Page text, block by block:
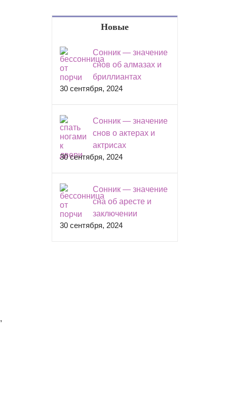
Новые
Сонник — значение
снов об алмазах и
бриллиантах
30 сентября, 2024
Сонник — значение
снов о актерах и
актрисах
30 сентября, 2024
Сонник — значение
сна об аресте и
заключении
30 сентября, 2024